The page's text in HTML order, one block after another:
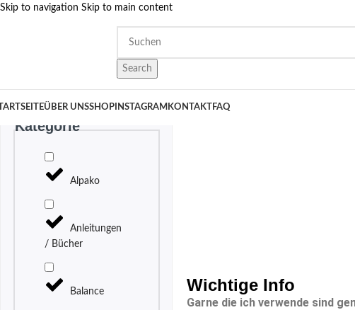
Skip to navigation Skip to main content
Search
ÜBER UNSSHOP INSTAGRAM KONTAKTFAQ
Kategorie
Alpako
Anleitungen
/ Bücher
Balance Wichtige Info
Garne die ich verwende sind